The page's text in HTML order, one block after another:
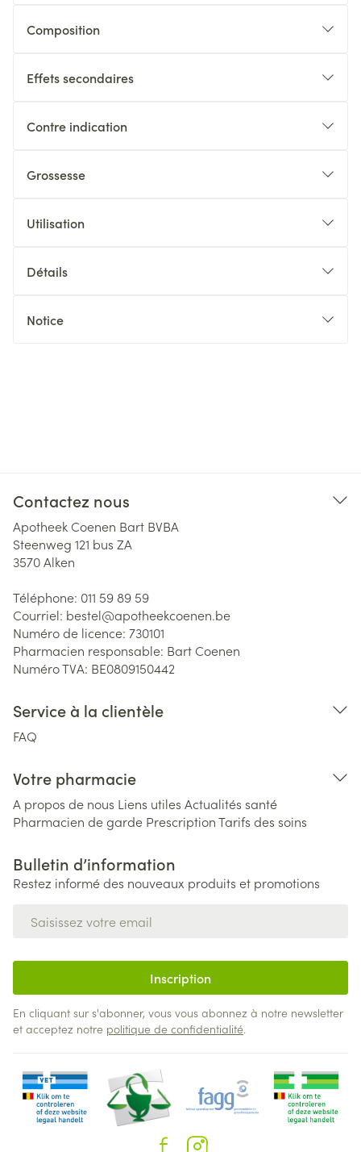
Composition
Effets secondaires
Contre indication
Grossesse
Utilisation
Détails
Notice
Contactez nous
Apotheek Coenen Bart BVBA
Steenweg 121 bus ZA
3570Alken
Téléphone: 011 59 89 59
Courriel: bestel@apotheekcoenen.be
Numéro de licence: 730101
Pharmacien responsable: Bart Coenen
Numéro TVA: BE0809150442
Service à la clientèle
FAQ
Votre pharmacie
A propos de nous Liens utiles Actualités santé
Pharmacien de garde PrescriptionTarifs des soins
Bulletin d’information
Restez informé des nouveaux produits et promotions
Inscription
En cliquant sur s'abonner, vous vous abonnez à notre newsletter
et acceptez notre politique de confidentialité.